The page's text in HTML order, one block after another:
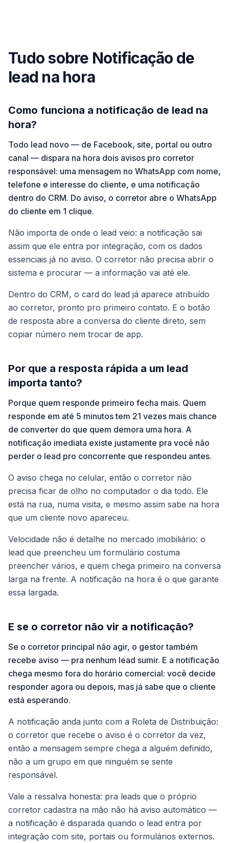
Tudo sobre Notificação de
lead na hora
Como funciona a notificação de lead na
hora?
Todo lead novo — de Facebook, site, portal ou outro
canal — dispara na hora dois avisos pro corretor
responsável: uma mensagem no WhatsApp com nome,
telefone e interesse do cliente, e uma notificação
dentro do CRM. Do aviso, o corretor abre o WhatsApp
do cliente em 1 clique.
Não importa de onde o lead veio: a notificação sai
assim que ele entra por integração, com os dados
essenciais já no aviso. O corretor não precisa abrir o
sistema e procurar — a informação vai até ele.
Dentro do CRM, o card do lead já aparece atribuído
ao corretor, pronto pro primeiro contato. E o botão
de resposta abre a conversa do cliente direto, sem
copiar número nem trocar de app.
Por que a resposta rápida a um lead
importa tanto?
Porque quem responde primeiro fecha mais. Quem
responde em até 5 minutos tem 21 vezes mais chance
de converter do que quem demora uma hora. A
notificação imediata existe justamente pra você não
perder o lead pro concorrente que respondeu antes.
O aviso chega no celular, então o corretor não
precisa ficar de olho no computador o dia todo. Ele
está na rua, numa visita, e mesmo assim sabe na hora
que um cliente novo apareceu.
Velocidade não é detalhe no mercado imobiliário: o
lead que preencheu um formulário costuma
preencher vários, e quem chega primeiro na conversa
larga na frente. A notificação na hora é o que garante
essa largada.
E se o corretor não vir a notificação?
Se o corretor principal não agir, o gestor também
recebe aviso — pra nenhum lead sumir. E a notificação
chega mesmo fora do horário comercial: você decide
responder agora ou depois, mas já sabe que o cliente
está esperando.
A notificação anda junto com a Roleta de Distribuição:
o corretor que recebe o aviso é o corretor da vez,
então a mensagem sempre chega a alguém definido,
não a um grupo em que ninguém se sente
responsável.
Vale a ressalva honesta: pra leads que o próprio
corretor cadastra na mão não há aviso automático —
a notificação é disparada quando o lead entra por
integração com site, portais ou formulários externos.